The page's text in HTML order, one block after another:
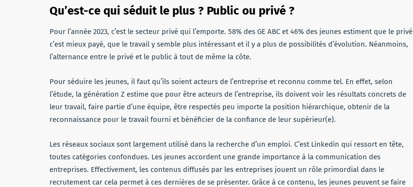
Qu’est-ce qui séduit le plus ? Public ou privé ?
Pour l’année 2023, c’est le secteur privé qui l’emporte. 58% des GE ABC et 46% des jeunes estiment que le privé
c’est mieux payé, que le travail y semble plus intéressant et il y a plus de possibilités d’évolution. Néanmoins,
l’alternance entre le privé et le public à tout de même la côte.
Pour séduire les jeunes, il faut qu’ils soient acteurs de l’entreprise et reconnu comme tel. En effet, selon
l’étude, la génération Z estime que pour être acteurs de l’entreprise, ils doivent voir les résultats concrets de
leur travail, faire partie d’une équipe, être respectés peu importe la position hiérarchique, obtenir de la
reconnaissance pour le travail fourni et bénéficier de la confiance de leur supérieur(e).
Les réseaux sociaux sont largement utilisé dans la recherche d’un emploi. C’est Linkedin qui ressort en tête,
toutes catégories confondues. Les jeunes accordent une grande importance à la communication des
entreprises. Effectivement, les contenus diffusés par les entreprises jouent un rôle primordial dans le
recrutement car cela permet à ces dernières de se présenter. Grâce à ce contenu, les jeunes peuvent se faire